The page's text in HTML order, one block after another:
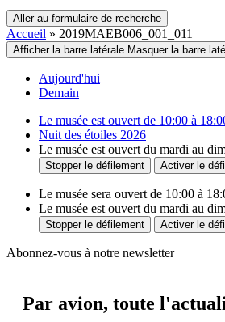
Aller au formulaire de recherche
Accueil » 2019MAEB006_001_011
Afficher la barre latérale Masquer la barre
Aujourd'hui
Demain
Le musée est ouvert de 10:00 à
Nuit des étoiles 2026
Le musée est ouvert du mardi au
Stopper le défilement Activer le
Le musée sera ouvert de 10:00 à
Le musée est ouvert du mardi au
Stopper le défilement Activer le
Abonnez-vous à notre newsletter
Par avion, toute